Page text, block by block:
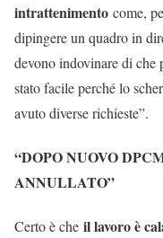
intrattenimento come,
dipingere un quadro in
devono indovinare di che
stato facile perché lo
avuto diverse richieste”.
“DOPO NUOVO
ANNULLATO”
Certo è che il lavoro è